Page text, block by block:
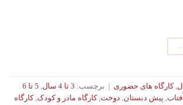
→
, کارگاه های حضوری برچسب: 3 تا 4 سال ,
5 تا 6
, پیش دبستان, دوخت, کارگاه مادر و کودک, کارگاه